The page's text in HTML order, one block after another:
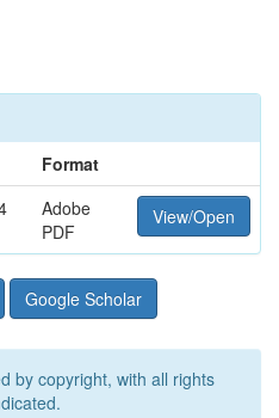
Format
Adobe
PDF
View/Open
Google Scholar
by copyright, with all rights